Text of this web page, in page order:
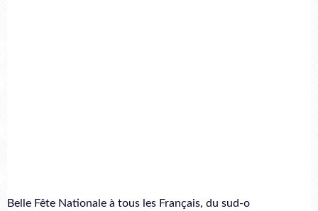
Belle Fête Nationale à tous les Français, du sud-o